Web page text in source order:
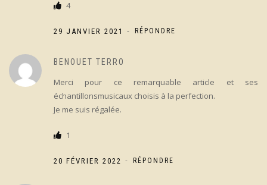
4
29 JANVIER 2021 - RÉPONDRE
BENOUET TERRO
Merci pour ce remarquable article et ses
échantillonsmusicaux choisis à la perfection.
Je me suis régalée.
1
20 FÉVRIER 2022 - RÉPONDRE